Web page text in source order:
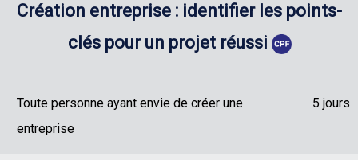
Création entreprise : identifier les points-
clés pour un projet réussi
Toute personne ayant envie de créer une
entreprise
5 jours